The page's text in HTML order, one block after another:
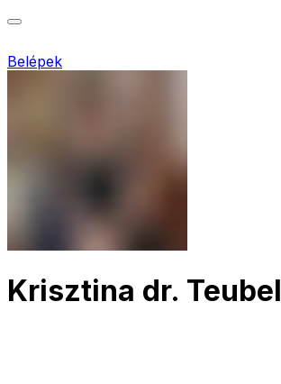
Belépek
Krisztina dr. Teubel